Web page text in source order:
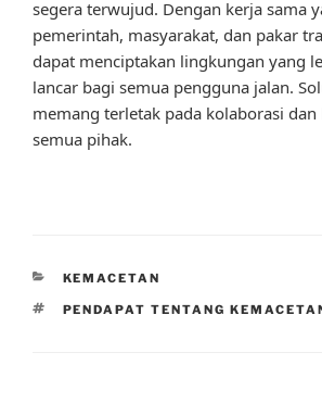
segera terwujud. Dengan kerja sama
pemerintah, masyarakat, dan pakar
dapat menciptakan lingkungan yang
lancar bagi semua pengguna jalan.
memang terletak pada kolaborasi
semua pihak.
CATEGORIES
KEMACETAN
TAGS
PENDAPAT TENTANG